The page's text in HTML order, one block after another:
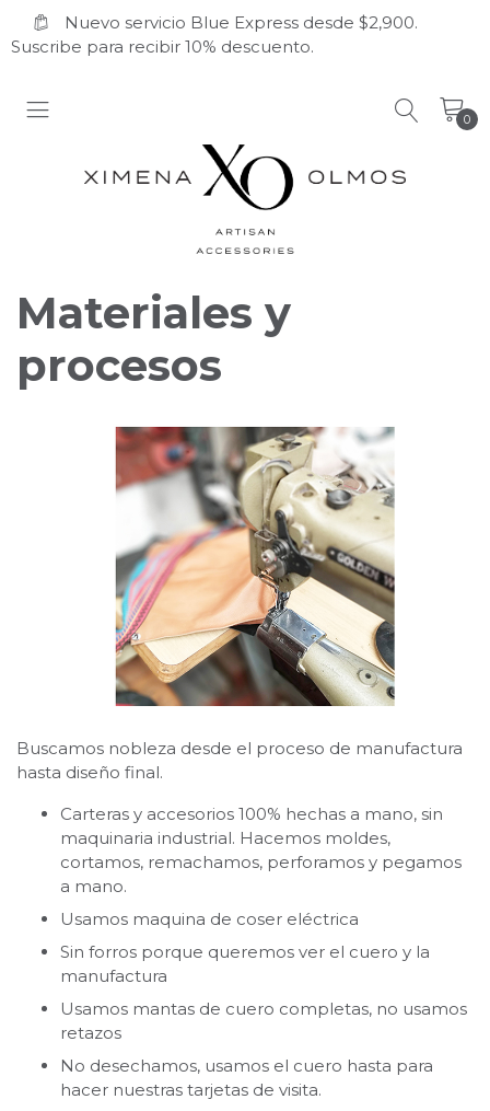
Nuevo servicio Blue Express desde $2,900.
Suscribe para recibir 10% descuento.
0
Materiales y
procesos
Buscamos nobleza desde el proceso de manufactura
hasta diseño final.
Carteras y accesorios 100% hechas a mano, sin
maquinaria industrial. Hacemos moldes,
cortamos, remachamos, perforamos y pegamos
a mano.
Usamos maquina de coser eléctrica
Sin forros porque queremos ver el cuero y la
manufactura
Usamos mantas de cuero completas, no usamos
retazos
No desechamos, usamos el cuero hasta para
hacer nuestras tarjetas de visita.